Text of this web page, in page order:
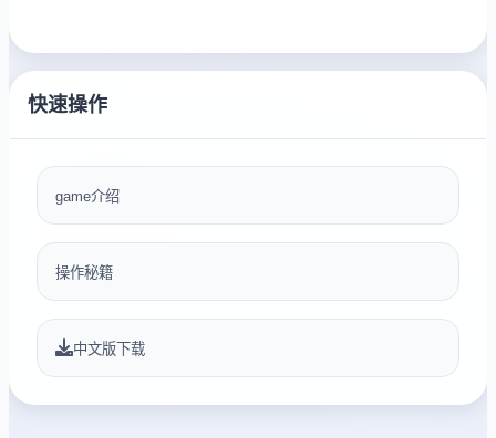
快速操作
game介绍
操作秘籍
中文版下载